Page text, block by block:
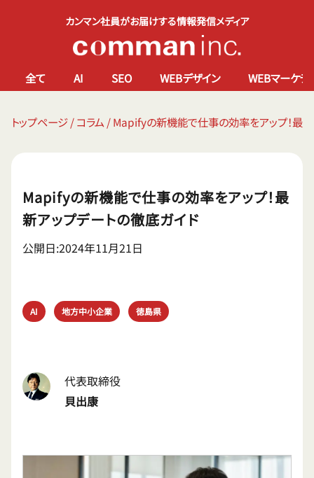
カンマン社員がお届けする情報発信メディア
全て AI SEO WEBデザイン WEBマーケテ
トップページ/コラム /Mapifyの新機能で仕事の効率をアップ！最
Mapifyの新機能で仕事の効率をアップ！最
新アップデートの徹底ガイド
公開日:2024年11月21日
AI 地方中小企業 徳島県
代表取締役
貝出康